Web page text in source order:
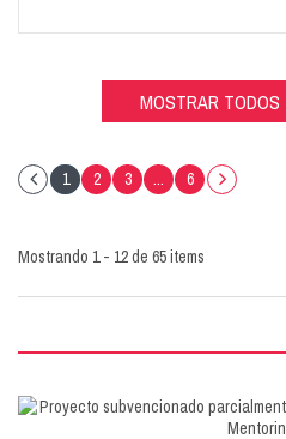
MOSTRAR TODOS
1 2 3 ... 6
Mostrando 1 - 12 de 65 items